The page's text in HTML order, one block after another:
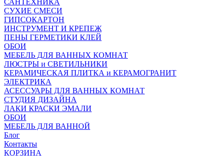
САНТЕХНИКА
СУХИЕ СМЕСИ
ГИПСОКАРТОН
ИНСТРУМЕНТ И КРЕПЕЖ
ПЕНЫ ГЕРМЕТИКИ КЛЕЙ
ОБОИ
МЕБЕЛЬ ДЛЯ ВАННЫХ КОМНАТ
ЛЮСТРЫ и СВЕТИЛЬНИКИ
КЕРАМИЧЕСКАЯ ПЛИТКА и КЕРАМОГРАНИТ
ЭЛЕКТРИКА
АСЕССУАРЫ ДЛЯ ВАННЫХ КОМНАТ
СТУДИЯ ДИЗАЙНА
ЛАКИ КРАСКИ ЭМАЛИ
ОБОИ
МЕБЕЛЬ ДЛЯ ВАННОЙ
Блог
Контакты
КОРЗИНА